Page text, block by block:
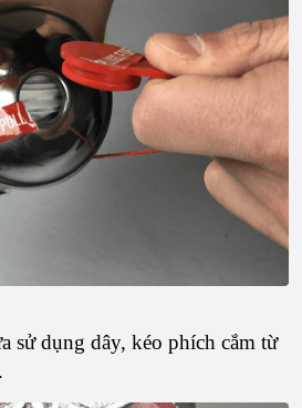
sử dụng dây, kéo phích cắm từ